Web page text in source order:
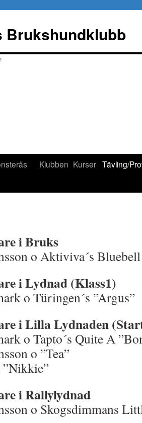
Brukshundklubb
Klubben Kurser Tävling/
i Bruks
o Aktiviva´s
i Lydnad (Klass1)
o Türingen´s ”Argus”
i Lilla Lydnaden
o Tapto´s Quite A
o ”Tea”
”Nikkie”
i Rallylydnad
o Skogsdimmans